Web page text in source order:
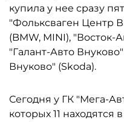
купила у нее сразу
"Фольксваген Центр
(BMW, MINI), "Восток-
"Галант-Авто
Внуково" (Skoda).
Сегодня у ГК "Мега-
которых 11 находятся